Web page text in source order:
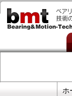
メ
イ
テ
ホ